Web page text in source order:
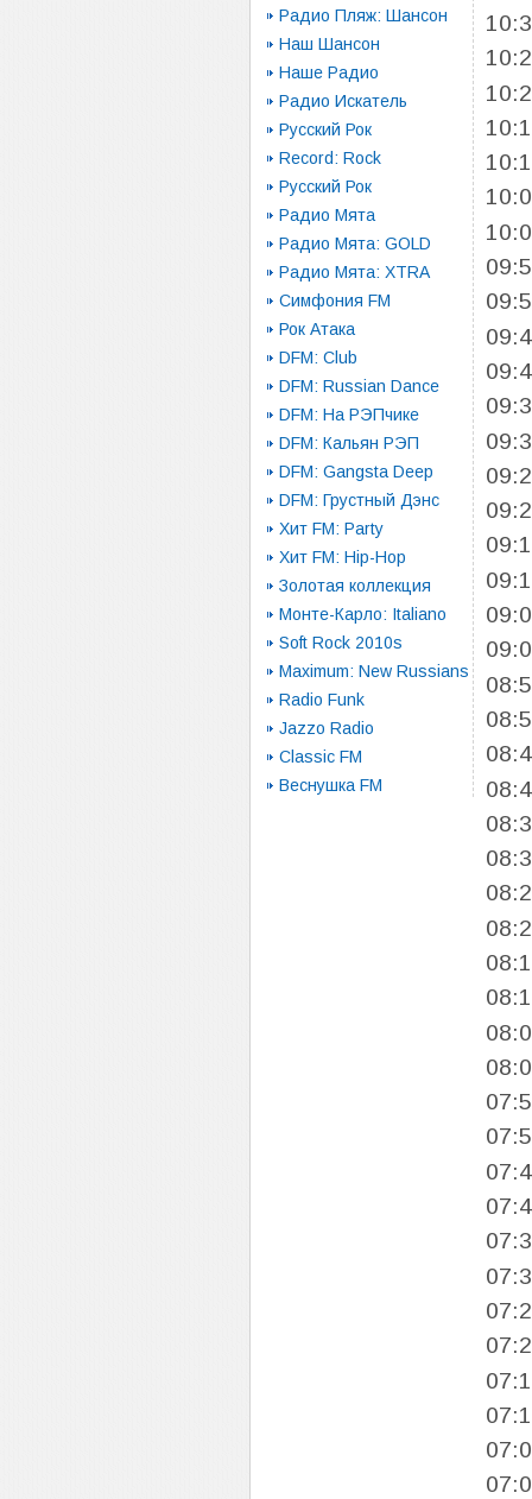
Радио Пляж: Шансон
Наш Шансон
Наше Радио
Радио Искатель
Русский Рок
Record: Rock
Русский Рок
Радио Мята
Радио Мята: GOLD
Радио Мята: XTRA
Симфония FM
Рок Атака
DFM: Club
DFM: Russian Dance
DFM: На РЭПчике
DFM: Кальян РЭП
DFM: Gangsta Deep
DFM: Грустный Дэнс
Хит FM: Party
Хит FM: Hip-Hop
Золотая коллекция
Монте-Карло: Italiano
Soft Rock 2010s
Maximum: New Russians
Radio Funk
Jazzo Radio
Classic FM
Веснушка FM